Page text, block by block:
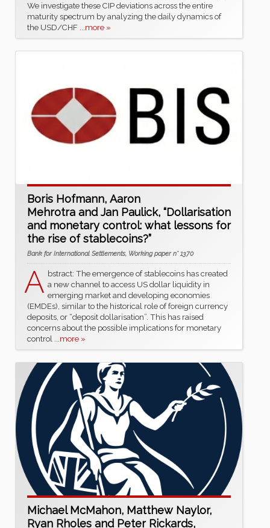
We investigate these CIP deviations across the entire
maturity spectrum by analyzing the daily dynamics of
the USD/CHF
...more »
Boris Hofmann, Aaron
Mehrotra and Jan Paulick, “Dollarisation
and monetary control: what lessons for
the rise of stablecoins?”
Bank for International Settlements, Working paper n° 1370
A bstract: The emergence of stablecoins has created
a new channel to access US dollar liquidity in
emerging market and developing economies
(EMDEs), similar to the historical role of foreign currency
deposits, or “deposit dollarisation”. This has raised
concerns about the possible implications for monetary
control
...more »
Michael McMahon, Matthew Naylor,
Ryan Rholes and Peter Rickards,